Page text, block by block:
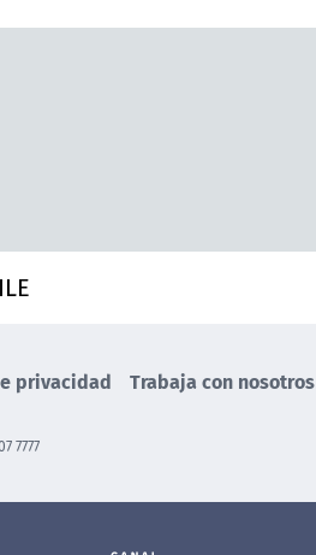
privacidad Trabaja con nosotros
7777